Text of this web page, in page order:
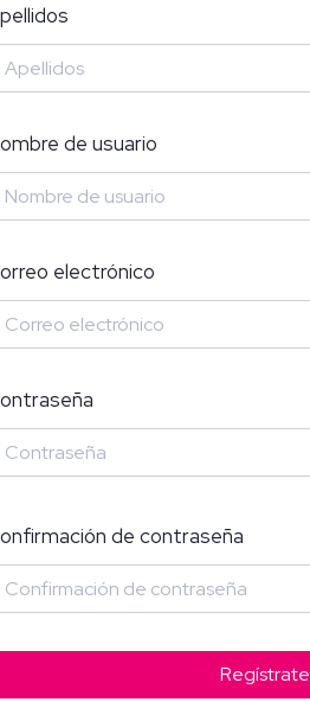
de usuario
electrónico
de contraseña
Regístrate